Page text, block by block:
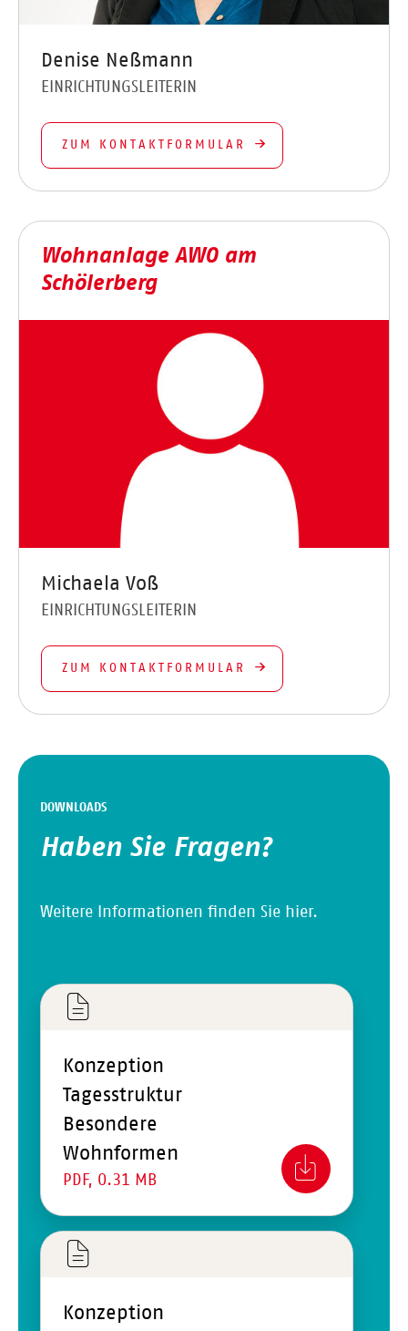
Denise Neßmann
EINRICHTUNGSLEITERIN
ZUM KONTAKTFORMULAR
Wohnanlage AWO am
Schölerberg
Michaela Voß
EINRICHTUNGSLEITERIN
ZUM KONTAKTFORMULAR
DOWNLOADS
Haben Sie Fragen?
Weitere Informationen finden Sie hier.
Konzeption
Tagesstruktur
Besondere
Wohnformen
PDF, 0.31 MB
Konzeption